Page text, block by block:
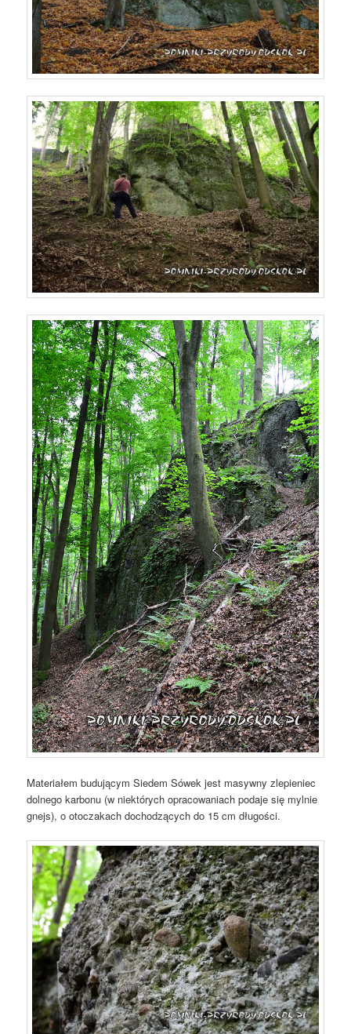
Materiałem budującym Siedem Sówek jest masywny zlepieniec
dolnego karbonu (w niektórych opracowaniach podaje się mylnie
gnejs), o otoczakach dochodzących do 15 cm długości.